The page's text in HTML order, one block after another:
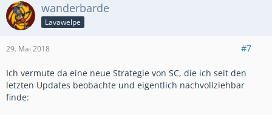
wanderbarde
Lavawelpe
29. Mai 2018 #7
Ich vermute da eine neue Strategie von SC, die ich seit den
letzten Updates beobachte und eigentlich nachvollziehbar
finde: